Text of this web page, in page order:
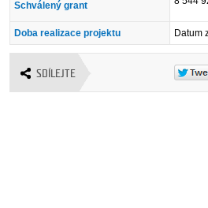
Schválený grant
Doba realizace projektu Datum
SDÍLEJTE